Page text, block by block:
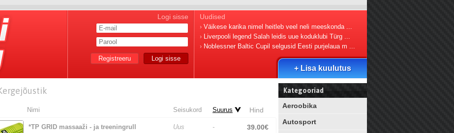
Logi sisse
Logi sisse
Registreeru
Uudised
› Väikese karika nimel heitleb veel neli meeskonda ...
› Liverpooli legend Salah leidis uue koduklubi Türg ...
› Noblessner Baltic Cupil selgusid Eesti purjelaua m ...
+ Lisa kuulutus
Nimi Seisukord Suurus Hind
*TP GRID massaaži - ja treeningrull Uus - 39.00€
Kategooriad
Aeroobika
Autosport